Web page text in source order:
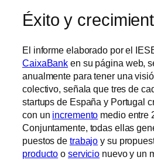
Éxito y
El informe elaborado por el
CaixaBank en su página web,
anualmente para tener una
colectivo, señala que tres de
startups de España y Portugal
con un incremento medio entre
Conjuntamente, todas ellas
puestos de trabajo y su
producto o servicio nuevo y un